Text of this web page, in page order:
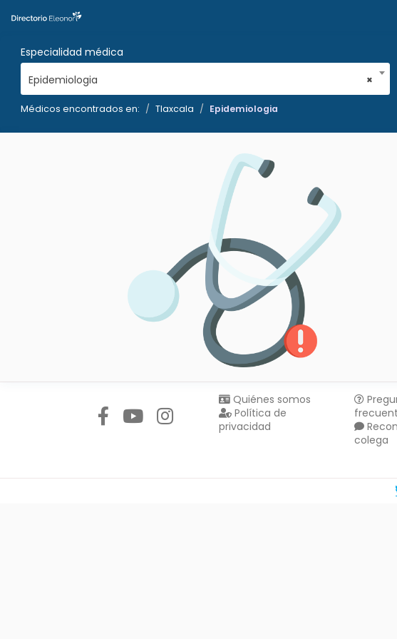
Especialidad médica
×
Epidemiologia
Médicos encontrados en: Tlaxcala Epidemiologia
Quiénes somos
Política de
privacidad
colega